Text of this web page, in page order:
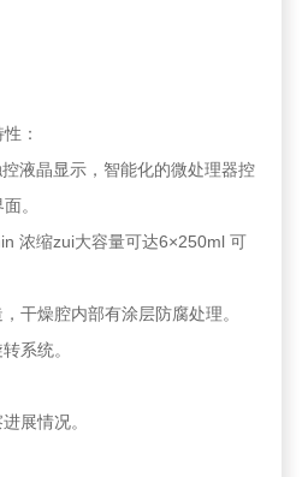
：
液晶显示，智能化的微处理器控
。
浓缩zui大容量可达6×250ml 可
干燥腔内部有涂层防腐处理。
系统。
展情况。